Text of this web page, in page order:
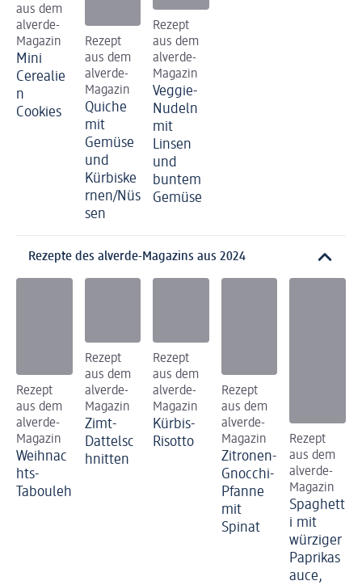
aus dem
alverde-
Magazin
Mini
Cerealie
n
Cookies
Rezept
aus dem
alverde-
Magazin
Quiche
mit
Gemüse
und
Kürbiske
rnen/Nüs
sen
Rezept
aus dem
alverde-
Magazin
Veggie-
Nudeln
mit
Linsen
und
buntem
Gemüse
Rezepte des alverde-Magazins aus 2024
Rezept
aus dem
alverde-
Magazin
Weihnac
hts-
Tabouleh
Rezept
aus dem
alverde-
Magazin
Zimt-
Dattelsc
hnitten
Rezept
aus dem
alverde-
Magazin
Kürbis-
Risotto
Rezept
aus dem
alverde-
Magazin
Zitronen-
Gnocchi-
Pfanne
mit
Spinat
Rezept
aus dem
alverde-
Magazin
Spaghett
i mit
würziger
Paprikas
auce,